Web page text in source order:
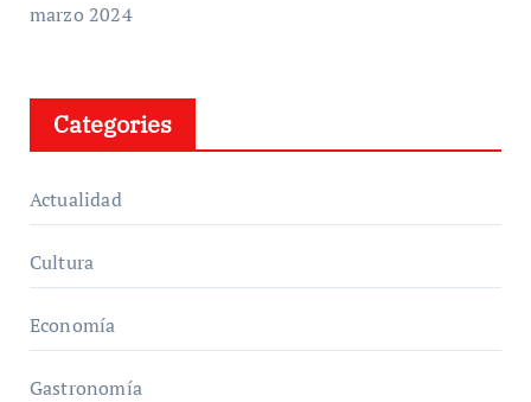
marzo 2024
Categories
Actualidad
Cultura
Economía
Gastronomía